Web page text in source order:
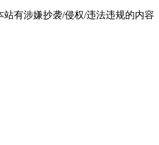
有涉嫌抄袭/侵权/违法违规的内容